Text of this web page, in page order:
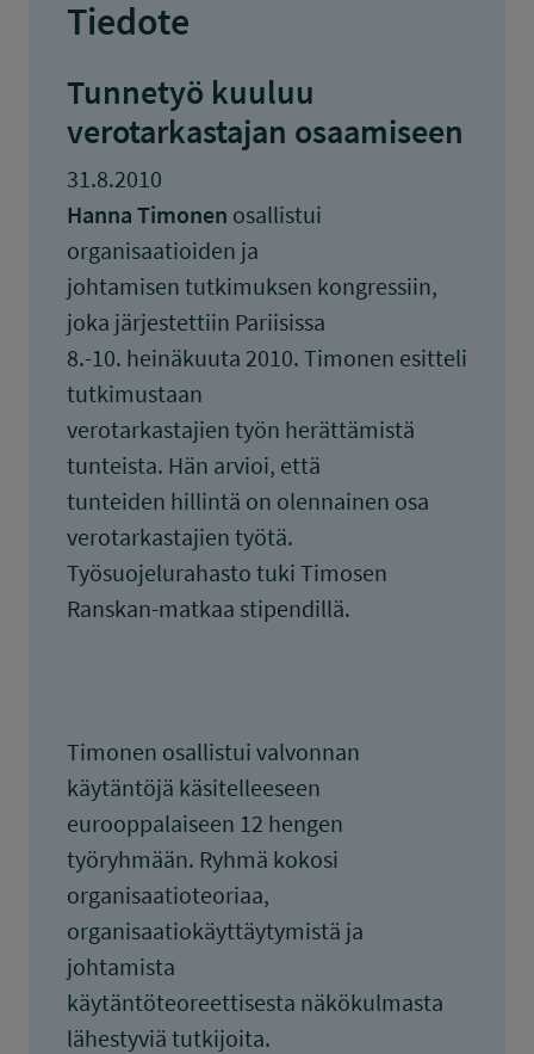
Tiedote
Tunnetyö kuuluu
verotarkastajan osaamiseen
31.8.2010
Hanna Timonen osallistui
organisaatioiden ja
johtamisen tutkimuksen kongressiin,
joka järjestettiin Pariisissa
8.-10. heinäkuuta 2010. Timonen esitteli
tutkimustaan
verotarkastajien työn herättämistä
tunteista. Hän arvioi, että
tunteiden hillintä on olennainen osa
verotarkastajien työtä.
Työsuojelurahasto tuki Timosen
Ranskan-matkaa stipendillä.
Timonen osallistui valvonnan
käytäntöjä käsitelleeseen
eurooppalaiseen 12 hengen
työryhmään. Ryhmä kokosi
organisaatioteoriaa,
organisaatiokäyttäytymistä ja
johtamista
käytäntöteoreettisesta näkökulmasta
lähestyviä tutkijoita.